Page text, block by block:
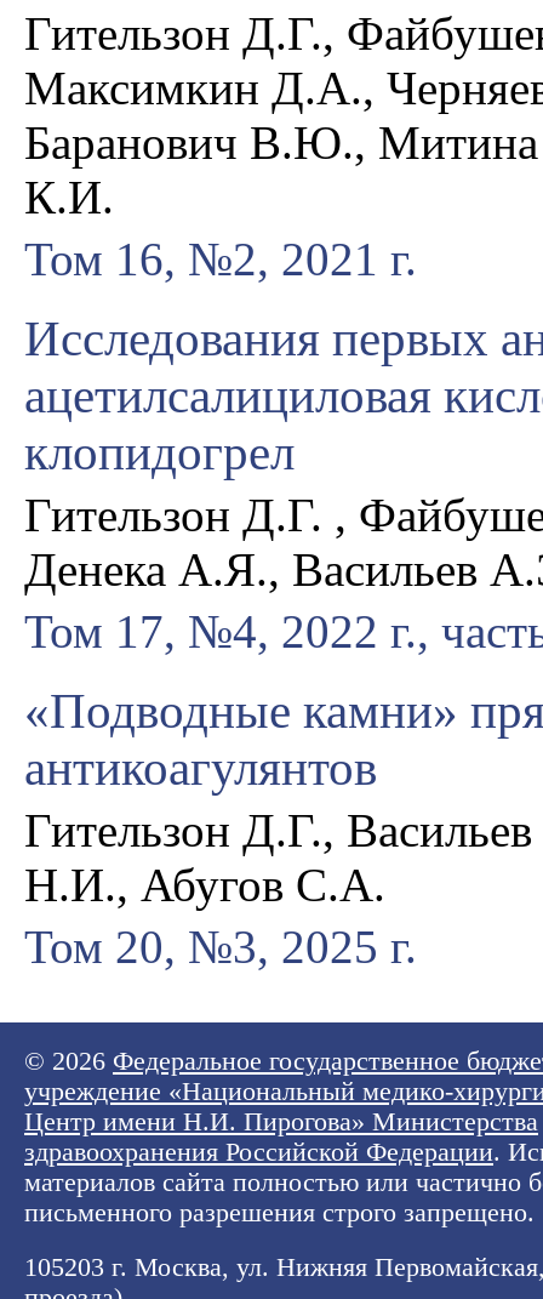
Гительзон Д.Г.,
Максимкин Д.А.,
Баранович В.Ю.,
К.И.
Том 16, №2, 2021 г.
Исследования первых
ацетилсалициловая
клопидогрел
Гительзон Д.Г. ,
Денека А.Я., Васильев
Том 17, №4, 2022 г.,
«Подводные камни»
антикоагулянтов
Гительзон Д.Г.,
Н.И., Абугов С.А.
Том 20, №3, 2025 г.
© 2026 Федеральное государственное
учреждение «Национальный медико-
Центр имени Н.И. Пирогова» Министерства
здравоохранения Российской Федерации.
материалов сайта полностью или частично
письменного разрешения строго запрещено.
105203 г. Москва, ул. Нижняя